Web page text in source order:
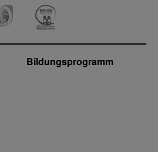
Bildungsprogramm